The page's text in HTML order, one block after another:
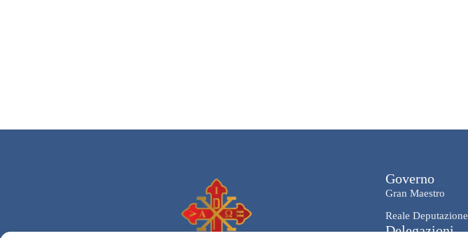
Governo
Gran Maestro
Reale Deputazione
Delegazioni